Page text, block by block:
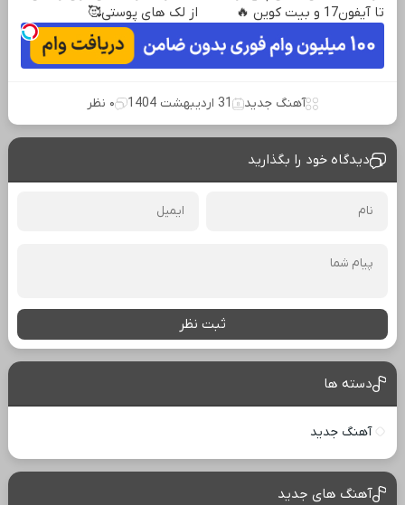
تا آیفون17 و بیت کوین 🔥
از لک های پوستی🥰
آهنگ جدید 31 اردیبهشت 1404 ۰ نظر
دیدگاه خود را بگذارید
ثبت نظر
دسته ها
آهنگ جدید
آهنگ های جدید